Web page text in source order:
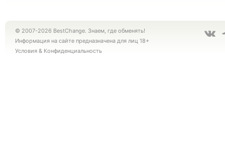
© 2007-2026 BestChange. Знаем, где обменять!
Информация на сайте предназначена для лиц 18+
Условия & Конфиденциальность